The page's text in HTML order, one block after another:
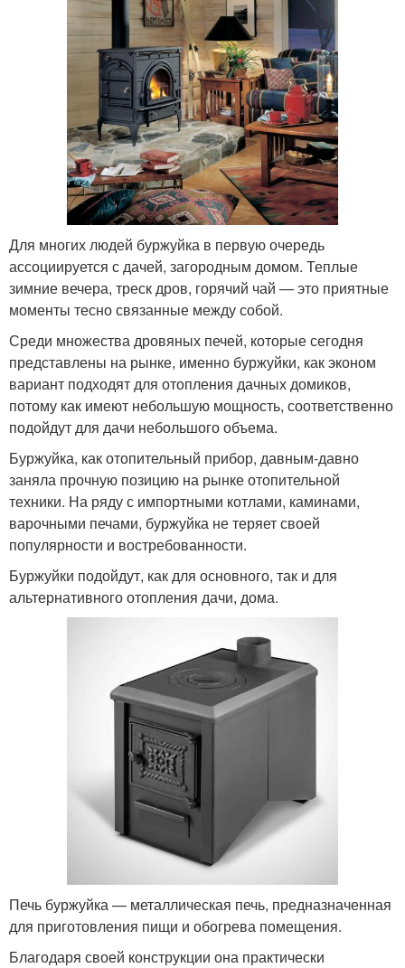
Для многих людей буржуйка в первую очередь
ассоциируется с дачей, загородным домом. Теплые
зимние вечера, треск дров, горячий чай — это приятные
моменты тесно связанные между собой.
Среди множества дровяных печей, которые сегодня
представлены на рынке, именно буржуйки, как эконом
вариант подходят для отопления дачных домиков,
потому как имеют небольшую мощность, соответственно
подойдут для дачи небольшого объема.
Буржуйка, как отопительный прибор, давным-давно
заняла прочную позицию на рынке отопительной
техники. На ряду с импортными котлами, каминами,
варочными печами, буржуйка не теряет своей
популярности и востребованности.
Буржуйки подойдут, как для основного, так и для
альтернативного отопления дачи, дома.
Печь буржуйка — металлическая печь, предназначенная
для приготовления пищи и обогрева помещения.
Благодаря своей конструкции она практически